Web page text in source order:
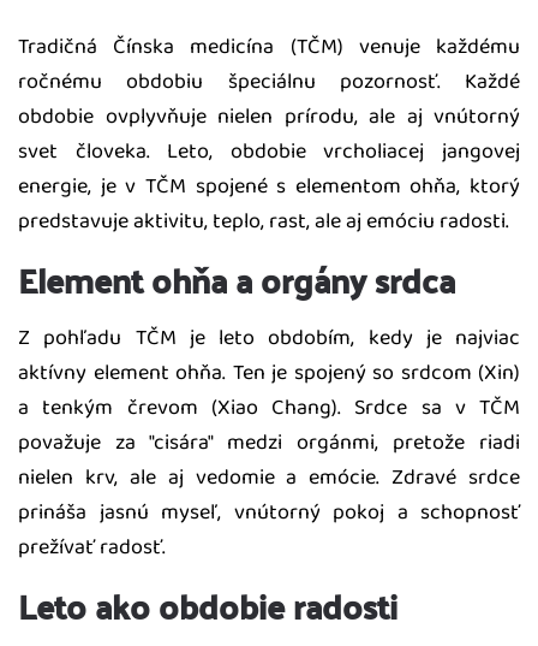
Tradičná Čínska medicína (TČM) venuje každému
ročnému obdobiu špeciálnu pozornosť. Každé
obdobie ovplyvňuje nielen prírodu, ale aj vnútorný
svet človeka. Leto, obdobie vrcholiacej jangovej
energie, je v TČM spojené s elementom ohňa, ktorý
predstavuje aktivitu, teplo, rast, ale aj emóciu radosti.
Element ohňa a orgány srdca
Z pohľadu TČM je leto obdobím, kedy je najviac
aktívny element ohňa. Ten je spojený so srdcom (Xin)
a tenkým črevom (Xiao Chang). Srdce sa v TČM
považuje za "cisára" medzi orgánmi, pretože riadi
nielen krv, ale aj vedomie a emócie. Zdravé srdce
prináša jasnú myseľ, vnútorný pokoj a schopnosť
prežívať radosť.
Leto ako obdobie radosti